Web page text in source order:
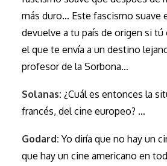
más duro… Este fascismo suave
devuelve a tu país de origen si
el que te envía a un destino
profesor de la Sorbona…
Solanas: ¿Cuál es entonces la
francés, del cine europeo? …
Godard: Yo diría que no hay un
que hay un cine americano en